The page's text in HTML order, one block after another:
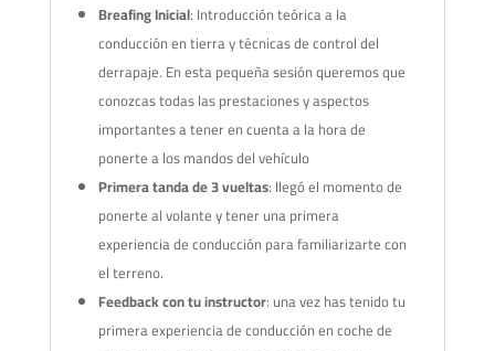
Breafing Inicial: Introducción teórica a la
conducción en tierra y técnicas de control del
derrapaje. En esta pequeña sesión queremos que
conozcas todas las prestaciones y aspectos
importantes a tener en cuenta a la hora de
ponerte a los mandos del vehículo
Primera tanda de 3 vueltas: llegó el momento de
ponerte al volante y tener una primera
experiencia de conducción para familiarizarte con
el terreno.
Feedback con tu instructor: una vez has tenido tu
primera experiencia de conducción en coche de